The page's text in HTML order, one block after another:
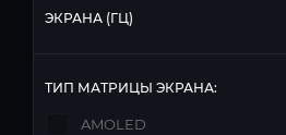
ЭКРАНА (ГЦ)
ТИП МАТРИЦЫ ЭКРАНА:
AMOLED